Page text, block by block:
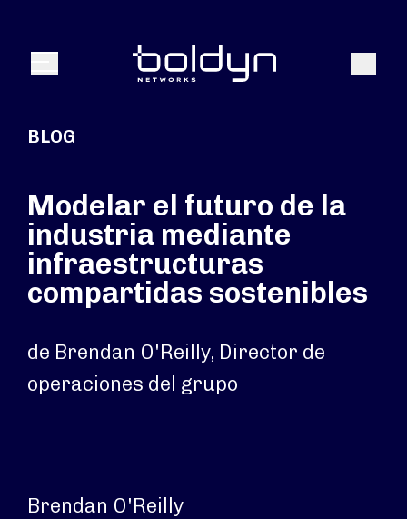
Menú Buscar
BLOG
Modelar el futuro de la
industria mediante
infraestructuras
compartidas sostenibles
de Brendan O'Reilly, Director de
operaciones del grupo
Brendan O'Reilly